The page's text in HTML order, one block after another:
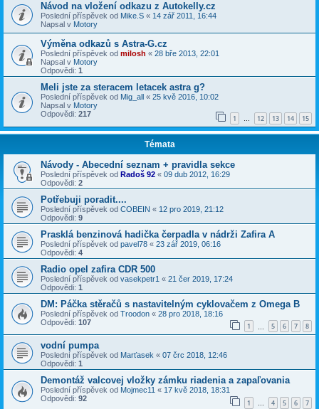
Návod na vložení odkazu z Autokelly.cz
Poslední příspěvek od Mike.S « 14 zář 2011, 16:44
Napsal v Motory
Výměna odkazů s Astra-G.cz
Poslední příspěvek od milosh « 28 bře 2013, 22:01
Napsal v Motory
Odpovědi: 1
Meli jste za steracem letacek astra g?
Poslední příspěvek od Mig_all « 25 kvě 2016, 10:02
Napsal v Motory
Odpovědi: 217 1 … 12 13 14 15
Témata
Návody - Abecední seznam + pravidla sekce
Poslední příspěvek od Radoš 92 « 09 dub 2012, 16:29
Odpovědi: 2
Potřebuji poradit....
Poslední příspěvek od COBEIN « 12 pro 2019, 21:12
Odpovědi: 9
Prasklá benzinová hadička čerpadla v nádrži Zafira A
Poslední příspěvek od pavel78 « 23 zář 2019, 06:16
Odpovědi: 4
Radio opel zafira CDR 500
Poslední příspěvek od vasekpetr1 « 21 čer 2019, 17:24
Odpovědi: 1
DM: Páčka stěračů s nastavitelným cyklovačem z Omega B
Poslední příspěvek od Troodon « 28 pro 2018, 18:16
Odpovědi: 107 1 5 6 7 8
vodní pumpa
Poslední příspěvek od Marťasek « 07 črc 2018, 12:46
Odpovědi: 1
Demontáž valcovej vložky zámku riadenia a zapaľovania
Poslední příspěvek od Mojmec11 « 17 kvě 2018, 18:31
Odpovědi: 92 1 … 4 5 6 7